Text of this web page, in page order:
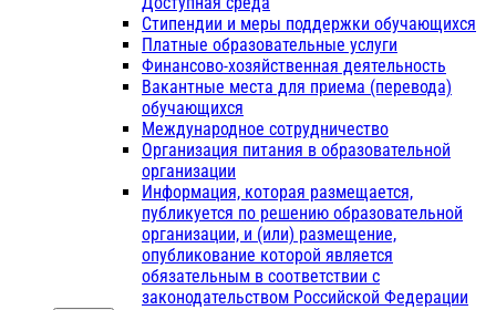
Стипендии и меры поддержки обучающихся
Платные образовательные услуги
Финансово-хозяйственная деятельность
Вакантные места для приема (перевода)
обучающихся
Международное сотрудничество
Организация питания в образовательной
организации
Информация, которая размещается,
публикуется по решению образовательной
организации, и (или) размещение,
опубликование которой является
обязательным в соответствии с
законодательством Российской Федерации